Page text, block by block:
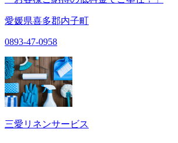
愛媛県喜多郡内子町
0893-47-0958
三愛リネンサービス